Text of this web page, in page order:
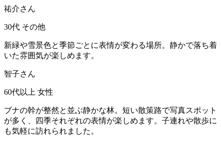
祐介さん
30代 その他
新緑や雪景色と季節ごとに表情が変わる場所。静かで落ち着
いた雰囲気が楽しめます。
智子さん
60代以上 女性
ブナの幹が整然と並ぶ静かな林。短い散策路で写真スポット
が多く、四季それぞれの表情が楽しめます。子連れや散歩に
も気軽に訪れられました。